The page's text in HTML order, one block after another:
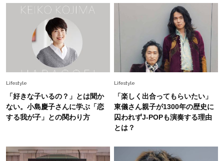
Fashion 2026.6.10
【40代の黒コーデ】袖フリルトップス×パールパ
ンツで力まずに大人可愛く
Lifestyle
「好きな子いるの？」とは聞か
ない。小島慶子さんに学ぶ「恋
する我が子」との関わり方
Lifestyle
「楽しく出合ってもらいたい」
東儀さん親子が1300年の歴史に
囚われずJ-POPも演奏する理由
とは？